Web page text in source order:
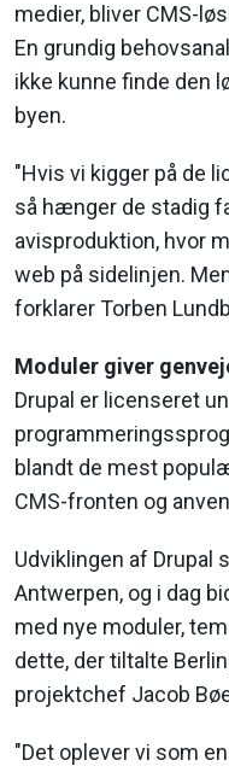
medier, bliver CMS-
En grundig
ikke kunne finde den
byen.
"Hvis vi kigger på de
så hænger de stadig
avisproduktion, hvor
web på sidelinjen.
forklarer Torben
Moduler giver
Drupal er licenseret
blandt de mest
CMS-fronten og
Udviklingen af Drupal
Antwerpen, og i dag
med nye moduler,
dette, der tiltalte
projektchef Jacob
"Det oplever vi som